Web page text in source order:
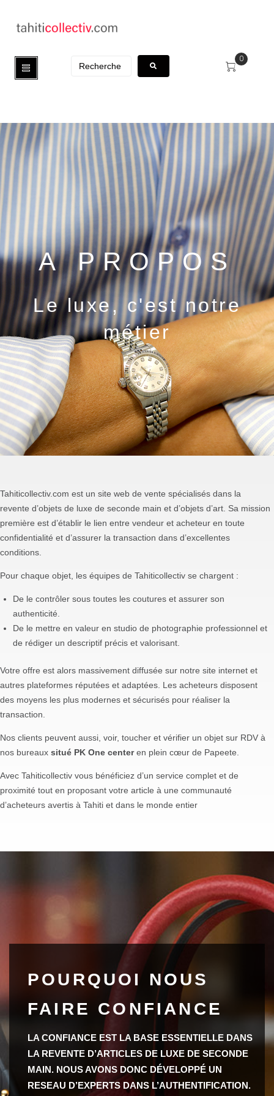
0
A PROPOS
Le luxe, c'est notre
métier
Tahiticollectiv.com est un site web de vente spécialisés dans la
revente d’objets de luxe de seconde main et d’objets d’art. Sa mission
première est d’établir le lien entre vendeur et acheteur en toute
confidentialité et d’assurer la transaction dans d’excellentes
conditions.
Pour chaque objet, les équipes de Tahiticollectiv se chargent :
De le contrôler sous toutes les coutures et assurer son
authenticité.
De le mettre en valeur en studio de photographie professionnel et
de rédiger un descriptif précis et valorisant.
Votre offre est alors massivement diffusée sur notre site internet et
autres plateformes réputées et adaptées. Les acheteurs disposent
des moyens les plus modernes et sécurisés pour réaliser la
transaction.
Nos clients peuvent aussi, voir, toucher et vérifier un objet sur RDV à
nos bureaux situé PK One centeren plein cœur de Papeete.
Avec Tahiticollectiv vous bénéficiez d’un service complet et de
proximité tout en proposant votre article à une communauté
d’acheteurs avertis à Tahiti et dans le monde entier
POURQUOI NOUS
FAIRE CONFIANCE
LA CONFIANCE EST LA BASE ESSENTIELLE DANS
LA REVENTE D’ARTICLES DE LUXE DE SECONDE
MAIN. NOUS AVONS DONC DÉVELOPPÉ UN
RESEAU D’EXPERTS DANS L’AUTHENTIFICATION.